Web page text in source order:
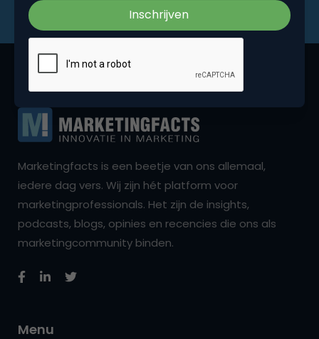
Marketingfacts is een beetje van ons allemaal,
iedere dag vers. Wij zijn hét platform voor
marketingprofessionals. Het zijn de insights,
podcasts, blogs, opinies en recencies die ons als
marketingcommunity binden.
Menu